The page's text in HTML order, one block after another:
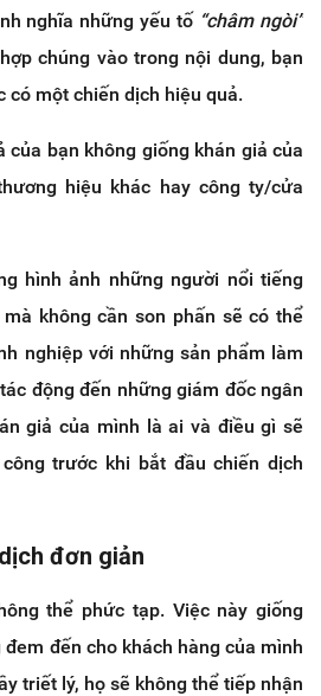
nghĩa những yếu tố “châm ngòi”
chúng vào trong nội dung, bạn
có một chiến dịch hiệu quả.
của bạn không giống khán giả của
hiệu khác hay công ty/cửa
hình ảnh những người nổi tiếng
không cần son phấn sẽ có thể
nghiệp với những sản phẩm làm
động đến những giám đốc ngân
giả của mình là ai và điều gì sẽ
trước khi bắt đầu chiến dịch
đơn giản
thể phức tạp. Việc này giống
đến cho khách hàng của mình
triết lý, họ sẽ không thể tiếp nhận